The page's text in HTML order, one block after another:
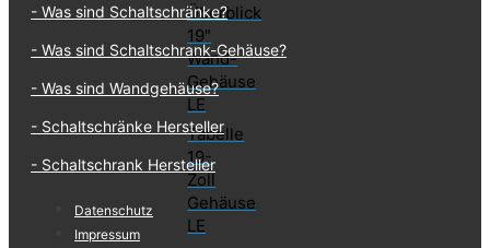
Überblick
19"
Wand-
Gehäuse
LE
Tabelle
19-
Zoll
Gehäuse
LE
Was sind Schaltschränke?
Was sind Schaltschrank-Gehäuse?
Was sind Wandgehäuse?
Schaltschränke Hersteller
Schaltschrank Hersteller
Datenschutz
Impressum